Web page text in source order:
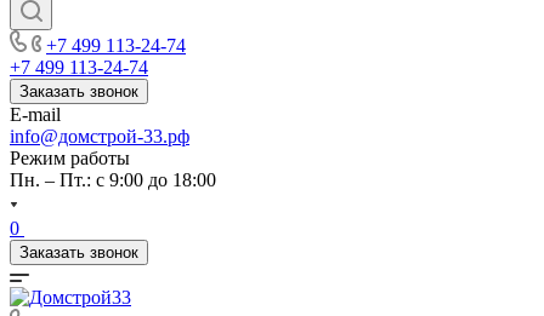
+7 499 113-24-74
+7 499 113-24-74
Заказать звонок
E-mail
info@домстрой-33.рф
Режим работы
Пн. – Пт.: с 9:00 до 18:00
0
Заказать звонок